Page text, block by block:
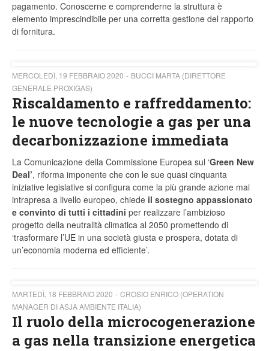
pagamento. Conoscerne e comprenderne la struttura è
elemento imprescindibile per una corretta gestione del rapporto
di fornitura.
MERCOLEDÌ, 19 FEBBRAIO 2020
BUCCI MARTA (DIRETTORE
GENERALE PROXIGAS)
Riscaldamento e raffreddamento:
le nuove tecnologie a gas per una
decarbonizzazione immediata
La Comunicazione della Commissione Europea sul ‘Green New
Deal’, riforma imponente che con le sue quasi cinquanta
iniziative legislative si configura come la più grande azione mai
intrapresa a livello europeo, chiede il sostegno appassionato
e convinto di tutti i cittadini per realizzare l’ambizioso
progetto della neutralità climatica al 2050 promettendo di
‘trasformare l’UE in una società giusta e prospera, dotata di
un’economia moderna ed efficiente’.
MARTEDÌ, 18 FEBBRAIO 2020
CROSIO ENRICO (OPERATION
MANAGER DI ASJA AMBIENTE ITALIA)
Il ruolo della microcogenerazione
a gas nella transizione energetica